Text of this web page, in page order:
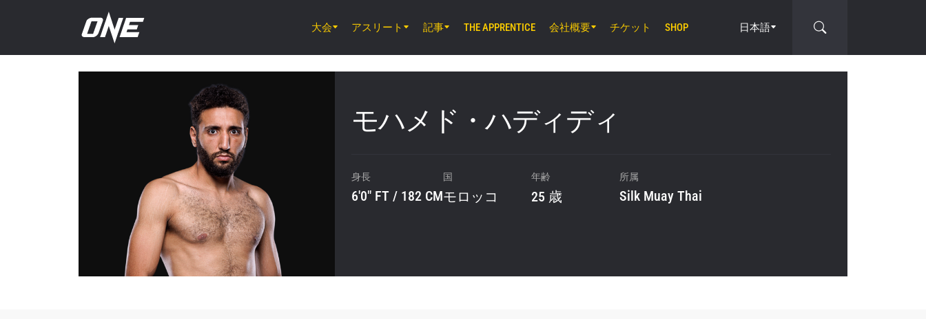
大会
ONE Fight Night 46
アスリート 記事 THE APPRENTICE 会社概要 チケット SHOP 日本語
モハメド・ハディディ
身長
6'0" FT / 182 CM
国
モロッコ
年齢
25 歳
所属
Silk Muay Thai